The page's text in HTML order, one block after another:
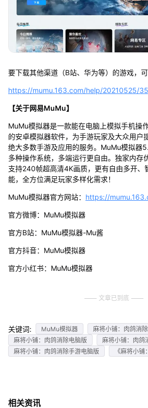
要下载其他渠道（B站、华为等）的游戏，可
https://mumu.163.com/help/20210525/
【关于网易MuMu】
MuMu模拟器是一款能在电脑上模拟手机操
的安卓模拟器软件，为手游玩家及大众用户
绝大多数手游及应用的服务。MuMu模拟器
多种操作系统，多端运行更自由。独家内存
支持240帧超高清4K画质，更有自由多开、
能，全方位满足玩家多样化需求！
MuMu模拟器官方网站： https://
官方微博：MuMu模拟器
官方B站：MuMu模拟器-Mu酱
官方抖音：MuMu模拟器
官方小红书：MuMu模拟器
文章已到底
关键词: MuMu模拟器
麻将小铺：肉鸽消除
麻将小铺：肉鸽消除电脑版
麻将小铺：肉鸽
麻将小铺：肉鸽消除手游电脑版
《麻将小
相关资讯